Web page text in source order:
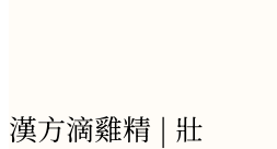
漢方滴雞精 | 壯